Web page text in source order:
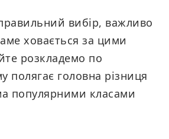
вибір, важливо
ховається за цими
розкладемо по
полягає головна різниця
популярними класами